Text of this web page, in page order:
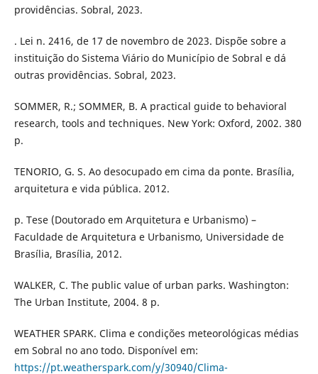
providências. Sobral, 2023.
. Lei n. 2416, de 17 de novembro de 2023. Dispõe sobre a
instituição do Sistema Viário do Município de Sobral e dá
outras providências. Sobral, 2023.
SOMMER, R.; SOMMER, B. A practical guide to behavioral
research, tools and techniques. New York: Oxford, 2002. 380
p.
TENORIO, G. S. Ao desocupado em cima da ponte. Brasília,
arquitetura e vida pública. 2012.
p. Tese (Doutorado em Arquitetura e Urbanismo) –
Faculdade de Arquitetura e Urbanismo, Universidade de
Brasília, Brasília, 2012.
WALKER, C. The public value of urban parks. Washington:
The Urban Institute, 2004. 8 p.
WEATHER SPARK. Clima e condições meteorológicas médias
em Sobral no ano todo. Disponível em:
https://pt.weatherspark.com/y/30940/Clima-